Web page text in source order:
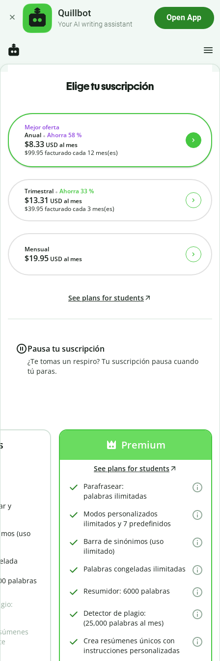
Quillbot
Your AI writing assistant
Open App
y
(uso
palabras
Premium
See plans for students
Parafrasear:
palabras ilimitadas
Modos personalizados
ilimitados y 7 predefinidos
Barra de sinónimos (uso
ilimitado)
Palabras congeladas ilimitadas
Resumidor: 6000 palabras
Detector de plagio:
(25,000 palabras al mes)
Crea resúmenes únicos con
instrucciones personalizadas
Elige tu suscripción
Mensual
$19.95 USD al mes
Trimestral Ahorra 33 %
$13.31 USD al mes
$39.95facturado cada 3 mes(es)
Mejor oferta
Anual
Ahorra 58 %
$8.33 USD al mes
$99.95facturado cada 12 mes(es)
See plans for students
Pausa tu suscripción
¿Te tomas un respiro? Tu suscripción pausa cuando
tú paras.